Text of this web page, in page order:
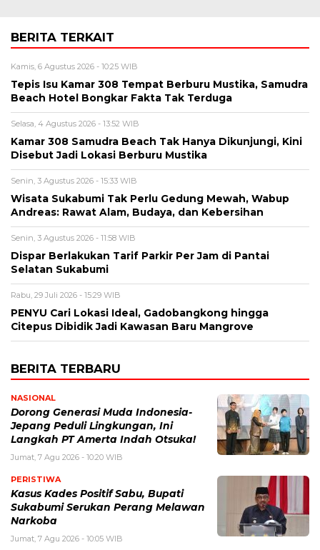
BERITA TERKAIT
Kamis, 6 Agustus 2026 - 10:25 WIB
Tepis Isu Kamar 308 Tempat Berburu Mustika, Samudra
Beach Hotel Bongkar Fakta Tak Terduga
Selasa, 4 Agustus 2026 - 13:52 WIB
Kamar 308 Samudra Beach Tak Hanya Dikunjungi, Kini
Disebut Jadi Lokasi Berburu Mustika
Senin, 3 Agustus 2026 - 15:33 WIB
Wisata Sukabumi Tak Perlu Gedung Mewah, Wabup
Andreas: Rawat Alam, Budaya, dan Kebersihan
Senin, 3 Agustus 2026 - 11:58 WIB
Dispar Berlakukan Tarif Parkir Per Jam di Pantai
Selatan Sukabumi
Rabu, 29 Juli 2026 - 15:29 WIB
PENYU Cari Lokasi Ideal, Gadobangkong hingga
Citepus Dibidik Jadi Kawasan Baru Mangrove
BERITA TERBARU
NASIONAL
Dorong Generasi Muda Indonesia-
Jepang Peduli Lingkungan, Ini
Langkah PT Amerta Indah Otsuka!
Jumat, 7 Agu 2026 - 10:20 WIB
PERISTIWA
Kasus Kades Positif Sabu, Bupati
Sukabumi Serukan Perang Melawan
Narkoba
Jumat, 7 Agu 2026 - 10:05 WIB